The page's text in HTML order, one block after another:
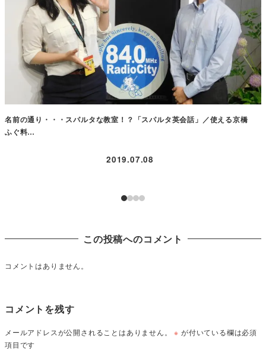
名前の通り・・・スパルタな教室！？「スパルタ英会話」／使える京橋
ふぐ料…
2019.07.08
この投稿へのコメント
コメントはありません。
コメントを残す
メールアドレスが公開されることはありません。 ※ が付いている欄は必須
項目です